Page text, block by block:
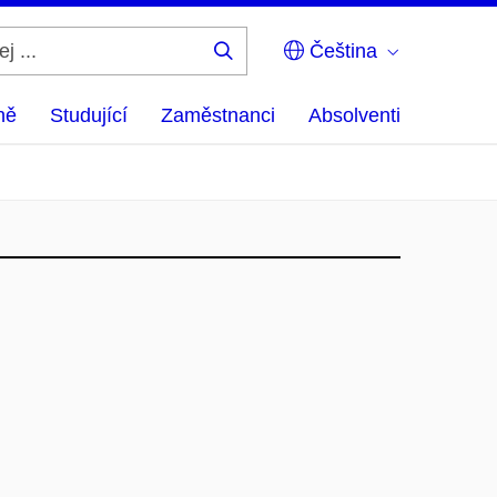
Čeština
Studující Zaměstnanci Absolventi